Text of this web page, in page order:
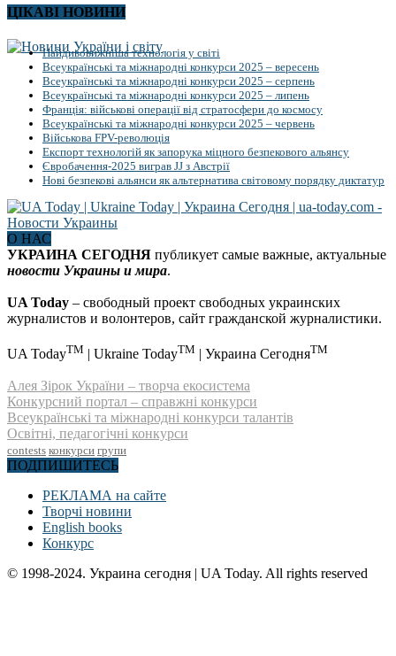
ЦІКАВІ НОВИНИ
Найдивовижніша технологія у світі
Всеукраїнські та міжнародні конкурси 2025 – вересень
Всеукраїнські та міжнародні конкурси 2025 – серпень
Всеукраїнські та міжнародні конкурси 2025 – липень
Франція: військові операції від стратосфери до космосу
Всеукраїнські та міжнародні конкурси 2025 – червень
Військова FPV-революція
Експорт технологій як запорука міцного безпекового альянсу
Євробачення-2025 виграв JJ з Австрії
Нові безпекові альянси як альтернатива світовому порядку диктатур
О НАС
УКРАИНА СЕГОДНЯ публикует самые важные, актуальные
новости Украины и мира.
UA Today – свободный проект свободных украинских
журналистов и волонтеров, сайт гражданской журналистики.
UA TodayTM | Ukraine TodayTM | Украина СегодняTM
Алея Зірок України – творча екосистема
Конкурсний портал – справжні конкурси
Всеукраїнські та міжнародні конкурси талантів
Освітні, педагогічні конкурси
contests конкурси групи
ПОДПИШИТЕСЬ
РЕКЛАМА на сайте
Творчі новини
English books
Конкурс
© 1998-2024. Украина сегодня | UA Today. All rights reserved